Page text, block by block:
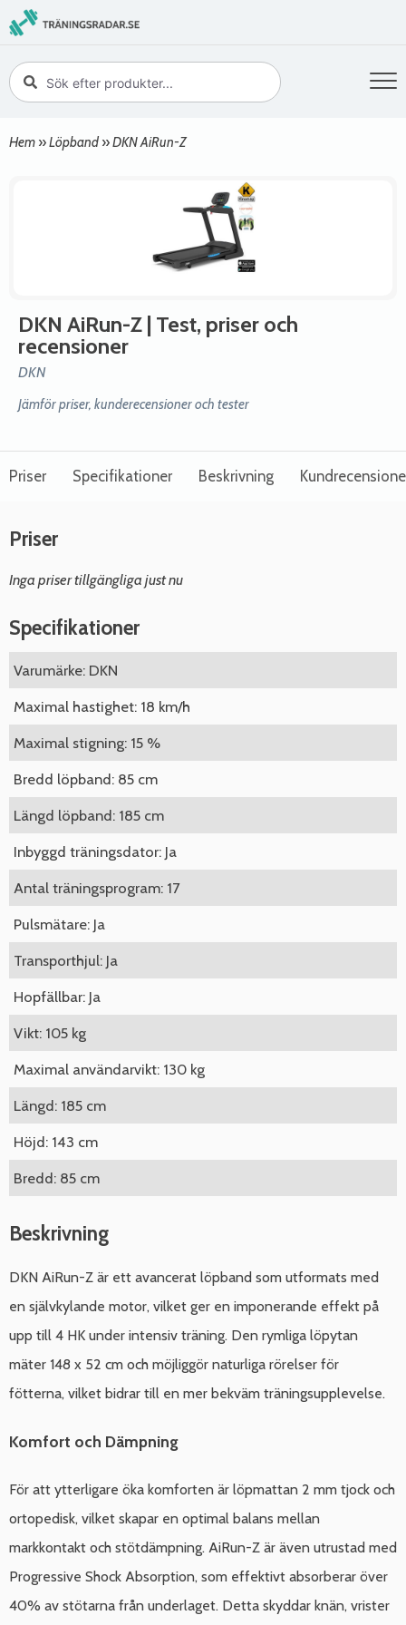
Hem »Löpband »DKN AiRun-Z
DKN AiRun-Z | Test, priser och
recensioner
DKN
Jämför priser, kunderecensioner och tester
Priser Specifikationer Beskrivning
Priser
Inga priser tillgängliga just nu
Specifikationer
Varumärke: DKN
Maximal hastighet: 18 km/h
Maximal stigning: 15 %
Bredd löpband: 85 cm
Längd löpband: 185 cm
Inbyggd träningsdator: Ja
Antal träningsprogram: 17
Pulsmätare: Ja
Transporthjul: Ja
Hopfällbar: Ja
Vikt: 105 kg
Maximal användarvikt: 130 kg
Längd: 185 cm
Höjd: 143 cm
Bredd: 85 cm
Beskrivning
DKN AiRun-Z är ett avancerat löpband som utformats med
en självkylande motor, vilket ger en imponerande effekt på
upp till 4 HK under intensiv träning. Den rymliga löpytan
mäter 148 x 52 cm och möjliggör naturliga rörelser för
fötterna, vilket bidrar till en mer bekväm träningsupplevelse.
Komfort och Dämpning
För att ytterligare öka komforten är löpmattan 2 mm tjock och
ortopedisk, vilket skapar en optimal balans mellan
markkontakt och stötdämpning. AiRun-Z är även utrustad med
Progressive Shock Absorption, som effektivt absorberar över
40% av stötarna från underlaget. Detta skyddar knän, vrister